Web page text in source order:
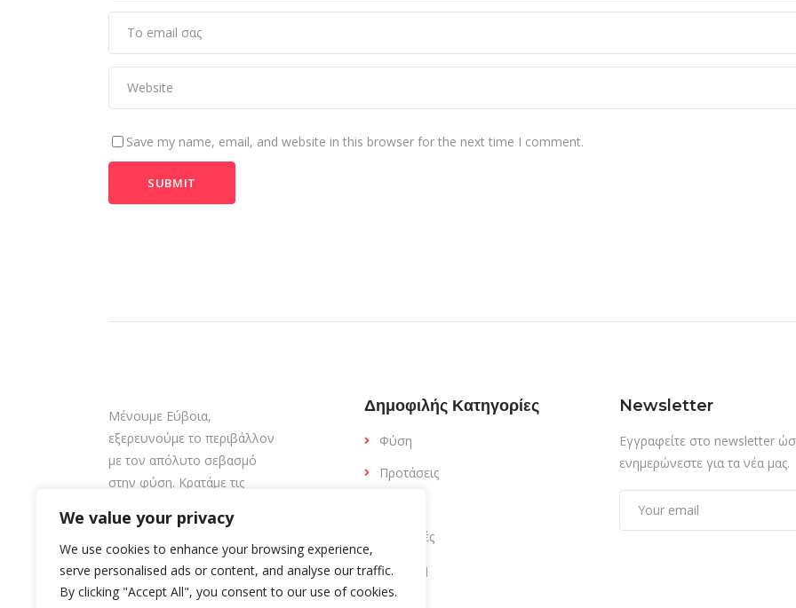
We value your privacy
We use cookies to enhance your browsing experience,
serve personalised ads or content, and analyse our traffic.
By clicking "Accept All", you consent to our use of cookies.
Save my name, email, and website in this browser for the next time I comment.
Μένουμε Εύβοια,
εξερευνούμε το περιβάλλον
με τον απόλυτο σεβασμό
στην φύση. Κρατάμε τις
Δημοφιλής Κατηγορίες
Φύση
Προτάσεις
Εκδρομές
Διαμονή
Newsletter
Εγγραφείτε στο newsletter
ενημερώνεστε για τα νέα μας.